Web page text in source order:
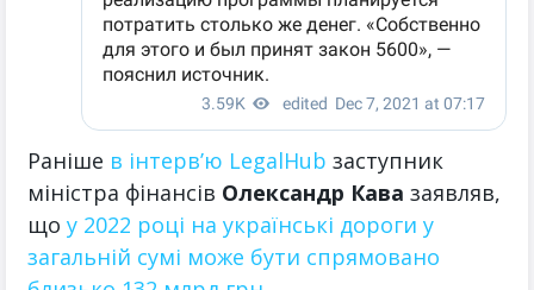
Раніше в інтерв’ю LegalHub заступник
міністра фінансів Олександр Кава заявляв,
що у 2022 році на українські дороги у
загальній сумі може бути спрямовано